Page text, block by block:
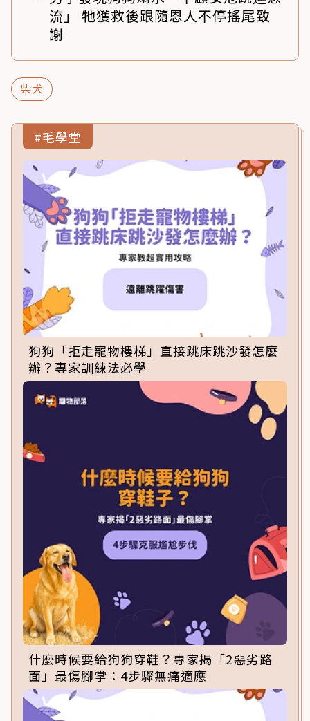
流」 牠獲救後跟隨恩人不停搖尾致
謝
柴犬
#毛學堂
狗狗「拒走寵物樓梯」直接跳床跳沙發怎麼
辦？專家訓練法必學
什麼時候要給狗狗穿鞋？專家揭「2惡劣路
面」最傷腳掌：4步驟無痛適應